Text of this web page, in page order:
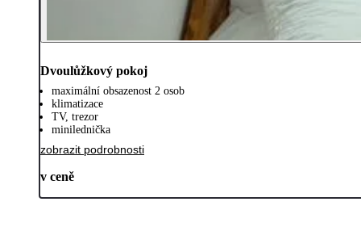
Dvoulůžkový pokoj
maximální obsazenost 2 osob
klimatizace
TV, trezor
minilednička
zobrazit podrobnosti
v ceně